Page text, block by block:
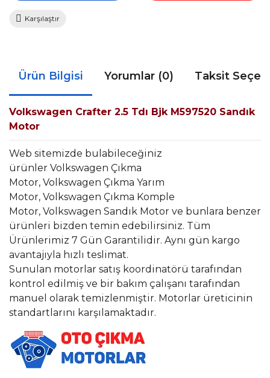
Karşılaştır
Ürün Bilgisi Yorumlar (0) Taksit
Volkswagen Crafter 2.5 Tdı Bjk M597520 Sandık
Motor
Web sitemizde bulabileceğiniz
ürünler Volkswagen Çıkma
Motor, Volkswagen Çıkma Yarım
Motor, Volkswagen Çıkma Komple
Motor, Volkswagen Sandık Motor ve bunlara benzer
ürünleri bizden temin edebilirsiniz. Tüm
Ürünlerimiz 7 Gün Garantilidir. Aynı gün kargo
avantajıyla hızlı teslimat.
Sunulan motorlar satış koordinatörü tarafından
kontrol edilmiş ve bir bakım çalışanı tarafından
manuel olarak temizlenmiştir. Motorlar üreticinin
standartlarını karşılamaktadır.